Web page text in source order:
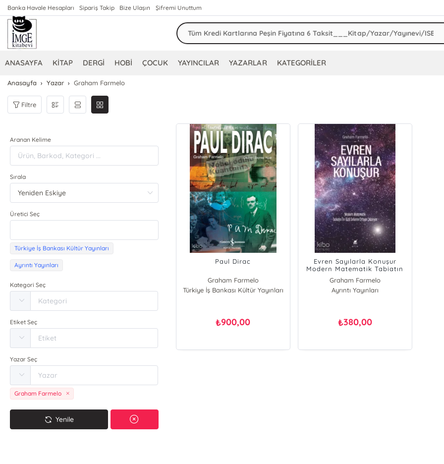
Banka Havale Hesapları Sipariş Takip Bize Ulaşın Şifremi Unuttum
ANASAYFA KİTAP DERGİ HOBİ ÇOCUK YAYINCILAR YAZARLAR KATEGORİLER
Anasayfa Yazar Graham Farmelo
Filtre
Aranan Kelime
Sırala
Üretici Seç
Türkiye İş Bankası Kültür Yayınları
Ayrıntı Yayınları
Kategori Seç
Etiket Seç
Yazar Seç
Graham Farmelo
Yenile
Paul Dirac
Graham Farmelo
Türkiye İş Bankası Kültür Yayınları
₺900,00
Evren Sayılarla Konuşur
Modern Matematik Tabiatın
En Gizli Sırlarını Ortaya
Graham Farmelo
Ayrıntı Yayınları
₺380,00